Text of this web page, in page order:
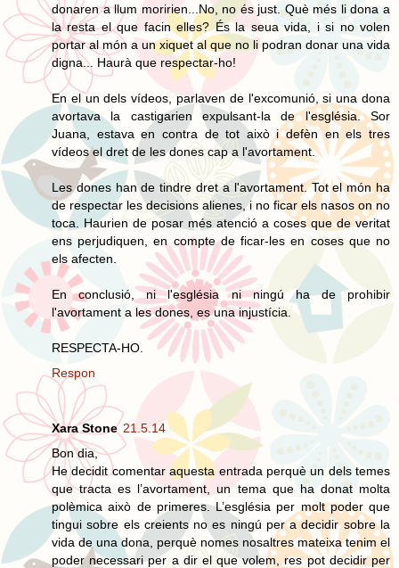
donaren a llum moririen...No, no és just. Què més li dona a
la resta el que facin elles? És la seua vida, i si no volen
portar al món a un xiquet al que no li podran donar una vida
digna... Haurà que respectar-ho!
En el un dels vídeos, parlaven de l'excomunió, si una dona
avortava la castigarien expulsant-la de l'església. Sor
Juana, estava en contra de tot això i defèn en els tres
vídeos el dret de les dones cap a l'avortament.
Les dones han de tindre dret a l'avortament. Tot el món ha
de respectar les decisions alienes, i no ficar els nasos on no
toca. Haurien de posar més atenció a coses que de veritat
ens perjudiquen, en compte de ficar-les en coses que no
els afecten.
En conclusió, ni l'església ni ningú ha de prohibir
l'avortament a les dones, es una injustícia.
RESPECTA-HO.
Respon
Xara Stone 21.5.14
Bon dia,
He decidit comentar aquesta entrada perquè un dels temes
que tracta es l’avortament, un tema que ha donat molta
polèmica això de primeres. L’església per molt poder que
tingui sobre els creients no es ningú per a decidir sobre la
vida de una dona, perquè nomes nosaltres mateixa tenim el
poder necessari per a dir el que volem, res pot decidir per